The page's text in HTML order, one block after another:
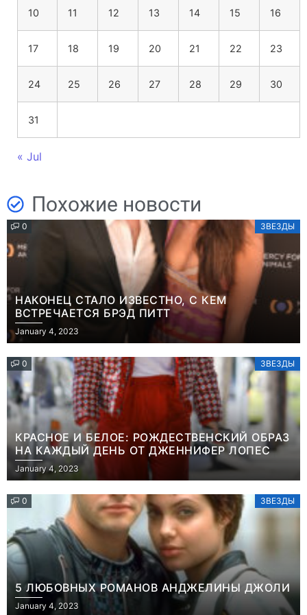
10 11 12 13 14 15 16
17 18 19 20 21 22 23
24 25 26 27 28 29 30
31
« Jul
Похожие новости
0 ЗВЕЗДЫ
НАКОНЕЦ СТАЛО ИЗВЕСТНО, С КЕМ
ВСТРЕЧАЕТСЯ БРЭД ПИТТ
January 4, 2023
0 ЗВЕЗДЫ
КРАСНОЕ И БЕЛОЕ: РОЖДЕСТВЕНСКИЙ ОБРАЗ
НА КАЖДЫЙ ДЕНЬ ОТ ДЖЕННИФЕР ЛОПЕС
January 4, 2023
0 ЗВЕЗДЫ
5 ЛЮБОВНЫХ РОМАНОВ АНДЖЕЛИНЫ ДЖОЛИ
January 4, 2023